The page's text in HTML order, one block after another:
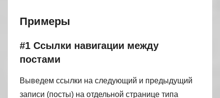
Примеры
#1 Ссылки навигации между
постами
Выведем ссылки на следующий и предыдущий
записи (посты) на отдельной странице типа